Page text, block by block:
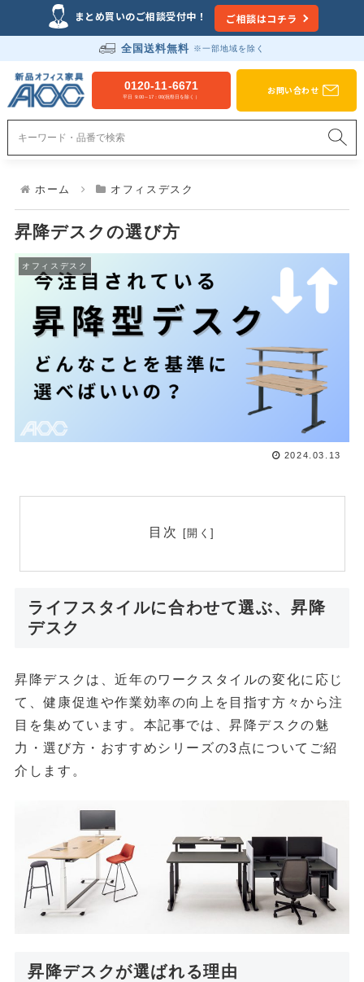
まとめ買いのご相談受付中！ ご相談はコチラ
全国送料無料 ※一部地域を除く
0120-11-6671
平日 9:00～17：00(祝祭日を除く）
お問い合わせ
Just another WordPress site
新品オフィス家具のAOC
ホーム オフィスデスク
昇降デスクの選び方
オフィスデスク
2024.03.13
目次
ライフスタイルに合わせて選ぶ、昇降
デスク
昇降デスクは、近年のワークスタイルの変化に応じ
て、健康促進や作業効率の向上を目指す方々から注
目を集めています。本記事では、昇降デスクの魅
力・選び方・おすすめシリーズの3点についてご紹
介します。
昇降デスクが選ばれる理由